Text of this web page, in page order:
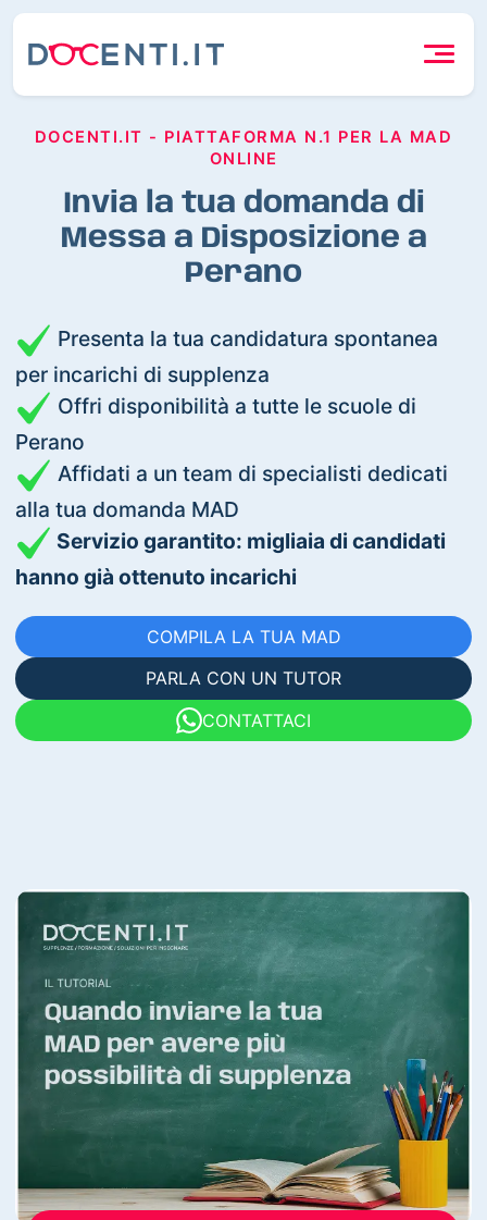
DOCENTI.IT - PIATTAFORMA N.1 PER LA MAD
ONLINE
Invia la tua domanda di
Messa a Disposizione a
Perano
Presenta la tua candidatura spontanea
per incarichi di supplenza
Offri disponibilità a tutte le scuole di
Perano
Affidati a un team di specialisti dedicati
alla tua domanda MAD
Servizio garantito: migliaia di candidati
hanno già ottenuto incarichi
COMPILA LA TUA MAD
PARLA CON UN TUTOR
CONTATTACI